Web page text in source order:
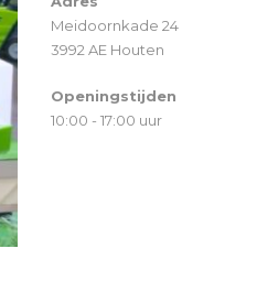
Meidoornkade 24
3992 AE Houten
Openingstijden
10:00 - 17:00 uur